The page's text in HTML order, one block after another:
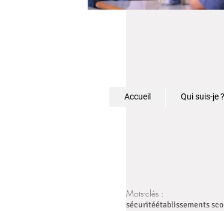
Mots-clés :
sécuritéétablissements
Accueil Qui suis-je ?